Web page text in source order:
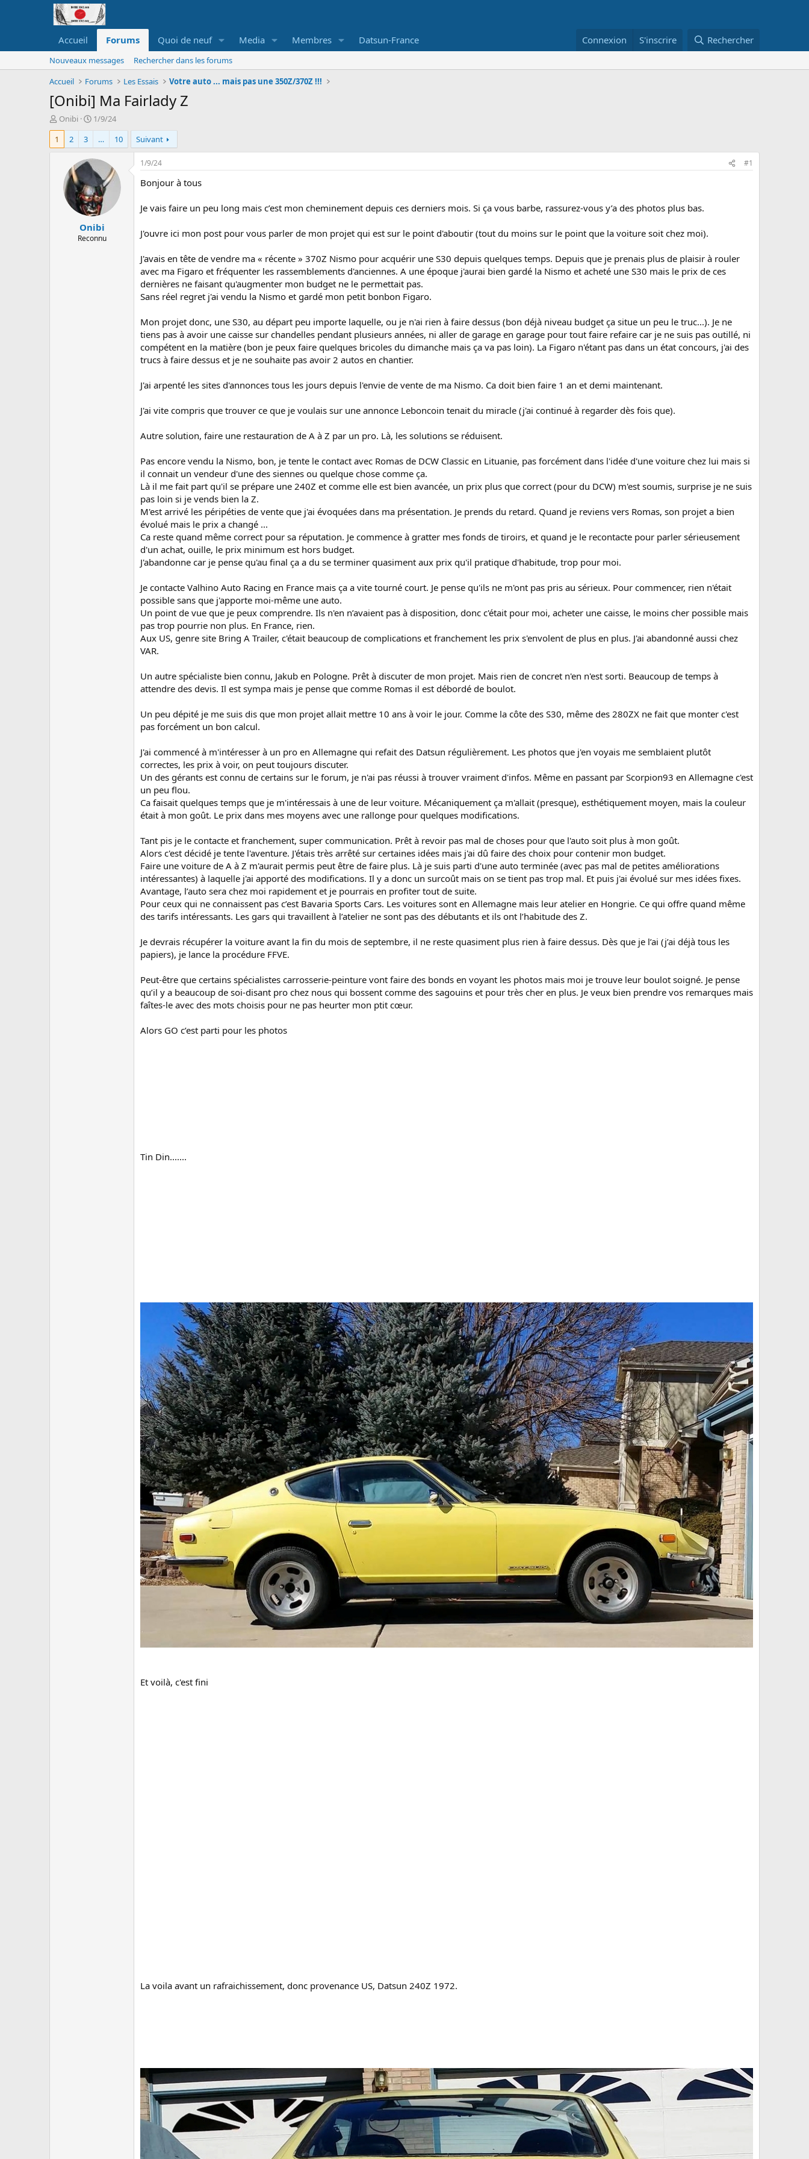
Accueil Forums Quoi de neuf Media Membres Datsun-France Connexion S'inscrire Rechercher
Nouveaux messages
Rechercher dans les forums
Accueil
Forums Les Essais Votre auto ... mais pas une 350Z/370Z !!!
[Onibi] Ma Fairlady Z
A
u
e
Onibi
D
a
e
d
e
d
é
b
u
t
1/9/24
1
2 3 … 10 Suivant
Onibi
Reconnu
1/9/24 #1
Bonjour à tous
Je vais faire un peu long mais c’est mon cheminement depuis ces derniers mois. Si ça vous barbe, rassurez-vous y’a des photos plus bas.
J'ouvre ici mon post pour vous parler de mon projet qui est sur le point d'aboutir (tout du moins sur le point que la voiture soit chez moi).
J'avais en tête de vendre ma « récente » 370Z Nismo pour acquérir une S30 depuis quelques temps. Depuis que je prenais plus de plaisir à rouler
avec ma Figaro et fréquenter les rassemblements d'anciennes. A une époque j'aurai bien gardé la Nismo et acheté une S30 mais le prix de ces
dernières ne faisant qu'augmenter mon budget ne le permettait pas.
Sans réel regret j'ai vendu la Nismo et gardé mon petit bonbon Figaro.
Mon projet donc, une S30, au départ peu importe laquelle, ou je n'ai rien à faire dessus (bon déjà niveau budget ça situe un peu le truc...). Je ne
tiens pas à avoir une caisse sur chandelles pendant plusieurs années, ni aller de garage en garage pour tout faire refaire car je ne suis pas outillé, ni
compétent en la matière (bon je peux faire quelques bricoles du dimanche mais ça va pas loin). La Figaro n'étant pas dans un état concours, j'ai des
trucs à faire dessus et je ne souhaite pas avoir 2 autos en chantier.
J'ai arpenté les sites d'annonces tous les jours depuis l'envie de vente de ma Nismo. Ca doit bien faire 1 an et demi maintenant.
J'ai vite compris que trouver ce que je voulais sur une annonce Leboncoin tenait du miracle (j'ai continué à regarder dès fois que).
Autre solution, faire une restauration de A à Z par un pro. Là, les solutions se réduisent.
Pas encore vendu la Nismo, bon, je tente le contact avec Romas de DCW Classic en Lituanie, pas forcément dans l'idée d'une voiture chez lui mais si
il connait un vendeur d'une des siennes ou quelque chose comme ça.
Là il me fait part qu'il se prépare une 240Z et comme elle est bien avancée, un prix plus que correct (pour du DCW) m'est soumis, surprise je ne suis
pas loin si je vends bien la Z.
M'est arrivé les péripéties de vente que j'ai évoquées dans ma présentation. Je prends du retard. Quand je reviens vers Romas, son projet a bien
évolué mais le prix a changé ...
Ca reste quand même correct pour sa réputation. Je commence à gratter mes fonds de tiroirs, et quand je le recontacte pour parler sérieusement
d'un achat, ouille, le prix minimum est hors budget.
J'abandonne car je pense qu'au final ça a du se terminer quasiment aux prix qu'il pratique d'habitude, trop pour moi.
Je contacte Valhino Auto Racing en France mais ça a vite tourné court. Je pense qu'ils ne m'ont pas pris au sérieux. Pour commencer, rien n'était
possible sans que j'apporte moi-même une auto.
Un point de vue que je peux comprendre. Ils n'en n’avaient pas à disposition, donc c'était pour moi, acheter une caisse, le moins cher possible mais
pas trop pourrie non plus. En France, rien.
Aux US, genre site Bring A Trailer, c'était beaucoup de complications et franchement les prix s'envolent de plus en plus. J'ai abandonné aussi chez
VAR.
Un autre spécialiste bien connu, Jakub en Pologne. Prêt à discuter de mon projet. Mais rien de concret n'en n'est sorti. Beaucoup de temps à
attendre des devis. Il est sympa mais je pense que comme Romas il est débordé de boulot.
Un peu dépité je me suis dis que mon projet allait mettre 10 ans à voir le jour. Comme la côte des S30, même des 280ZX ne fait que monter c'est
pas forcément un bon calcul.
J'ai commencé à m'intéresser à un pro en Allemagne qui refait des Datsun régulièrement. Les photos que j'en voyais me semblaient plutôt
correctes, les prix à voir, on peut toujours discuter.
Un des gérants est connu de certains sur le forum, je n'ai pas réussi à trouver vraiment d'infos. Même en passant par Scorpion93 en Allemagne c'est
un peu flou.
Ca faisait quelques temps que je m'intéressais à une de leur voiture. Mécaniquement ça m'allait (presque), esthétiquement moyen, mais la couleur
était à mon goût. Le prix dans mes moyens avec une rallonge pour quelques modifications.
Tant pis je le contacte et franchement, super communication. Prêt à revoir pas mal de choses pour que l'auto soit plus à mon goût.
Alors c'est décidé je tente l'aventure. J'étais très arrêté sur certaines idées mais j'ai dû faire des choix pour contenir mon budget.
Faire une voiture de A à Z m'aurait permis peut être de faire plus. Là je suis parti d'une auto terminée (avec pas mal de petites améliorations
intéressantes) à laquelle j'ai apporté des modifications. Il y a donc un surcoût mais on se tient pas trop mal. Et puis j'ai évolué sur mes idées fixes.
Avantage, l’auto sera chez moi rapidement et je pourrais en profiter tout de suite.
Pour ceux qui ne connaissent pas c’est Bavaria Sports Cars. Les voitures sont en Allemagne mais leur atelier en Hongrie. Ce qui offre quand même
des tarifs intéressants. Les gars qui travaillent à l’atelier ne sont pas des débutants et ils ont l’habitude des Z.
Je devrais récupérer la voiture avant la fin du mois de septembre, il ne reste quasiment plus rien à faire dessus. Dès que je l’ai (j’ai déjà tous les
papiers), je lance la procédure FFVE.
Peut-être que certains spécialistes carrosserie-peinture vont faire des bonds en voyant les photos mais moi je trouve leur boulot soigné. Je pense
qu’il y a beaucoup de soi-disant pro chez nous qui bossent comme des sagouins et pour très cher en plus. Je veux bien prendre vos remarques mais
faîtes-le avec des mots choisis pour ne pas heurter mon ptit cœur.
Alors GO c’est parti pour les photos
Tin Din.......
Et voilà, c'est fini
La voila avant un rafraichissement, donc provenance US, Datsun 240Z 1972.